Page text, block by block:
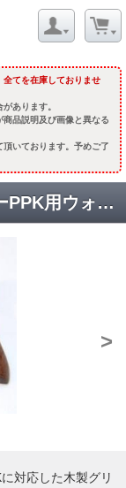
全てを在庫しておりませ
あります。
商品説明及び画像と異なる
いております。予めご了
木製グリップ : マルゼン ワルサーPPK用ウォールナット [CG-151] [品切中.再入荷時期未定]
>
対応した木製グリ